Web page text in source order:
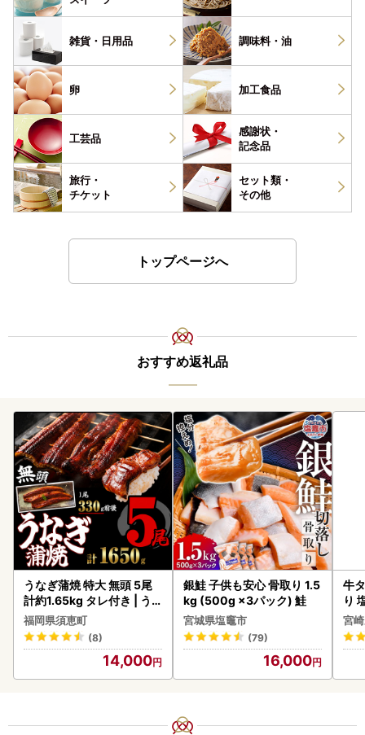
雑貨・ 日用品 調味料・ 油
卵 加工食品
工芸品
感謝状・
記念品
旅行・
チケット
セット類・
その他
トップページへ
おすすめ返礼品
うなぎ蒲焼 特大 無頭 5尾
計約1.65kg タレ付き | う
なぎ蒲焼
福岡県須恵町
(8)
14,000
銀鮭 子供も安心 骨取り 1.5
kg (500g ×3パック) 鮭
宮城県塩竈市
(79)
16,000
牛
り
宮